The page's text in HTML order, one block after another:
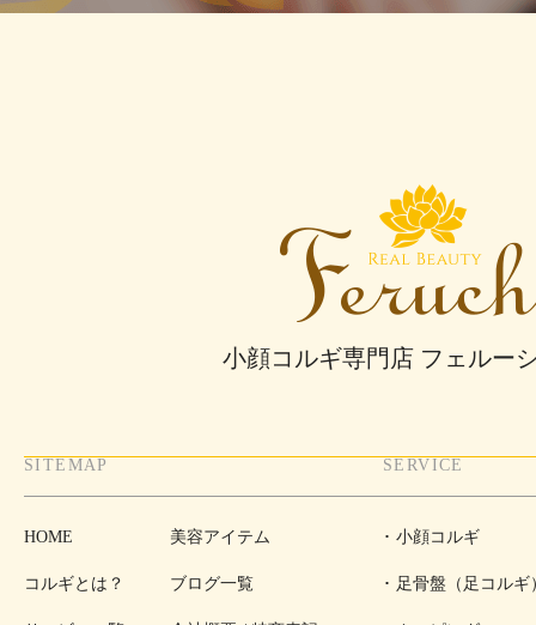
小顔コルギ専門店 フェルー
SITEMAP
HOME
コルギとは？
美容アイテム
ブログ一覧
SERVICE
小顔コルギ
足骨盤（足コルギ